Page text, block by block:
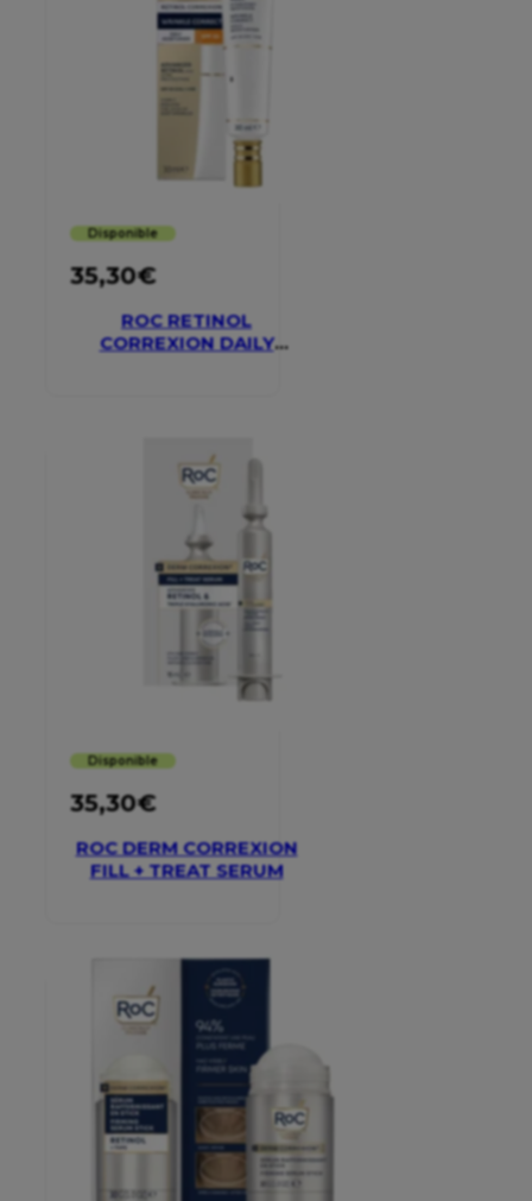
Disponible
35,30€
ROC RETINOL
CORREXION DAILY
Disponible
35,30€
ROC DERM CORREXION
FILL + TREAT SERUM